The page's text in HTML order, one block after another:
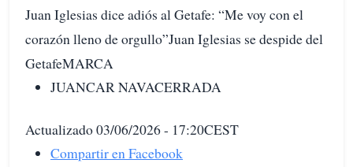
Juan Iglesias dice adiós al Getafe: “Me voy con el
corazón lleno de orgullo”Juan Iglesias se despide del
GetafeMARCA
JUANCAR NAVACERRADA
Actualizado 03/06/2026 - 17:20CEST
Compartir en Facebook